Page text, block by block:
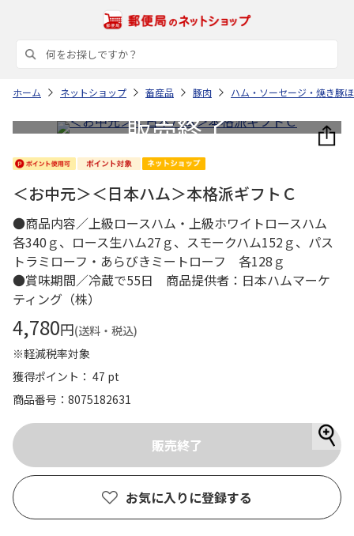
ホーム ネットショップ 畜産品 豚肉 ハム・ソーセージ・焼き豚
＜お中元＞＜日本ハム＞本格派ギフトＣ
●商品内容／上級ロースハム・上級ホワイトロースハム
各340ｇ、ロース生ハム27ｇ、スモークハム152ｇ、パス
トラミローフ・あらびきミートローフ 各128ｇ
●賞味期間／冷蔵で55日 商品提供者：日本ハムマーケ
ティング（株）
4,780円(送料・税込)
※軽減税率対象
獲得ポイント： 47 pt
商品番号
8075182631
お気に入りに登録する